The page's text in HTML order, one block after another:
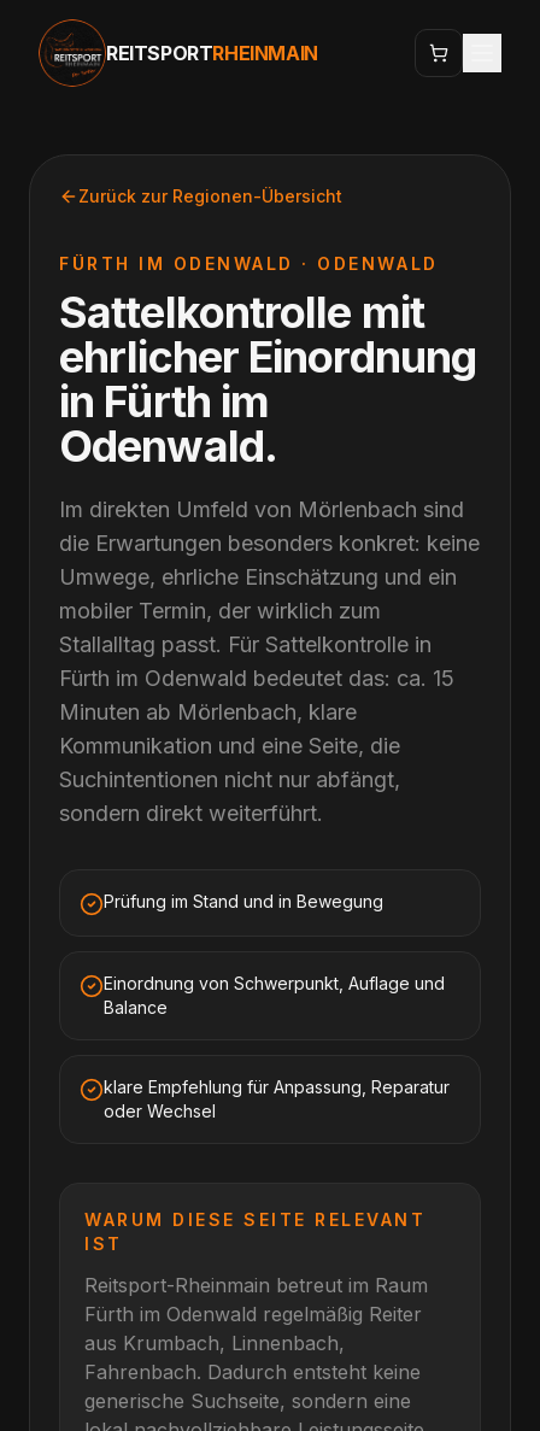
REITSPORTRHEINMAIN
Zurück zur Regionen-Übersicht
FÜRTH IM ODENWALD · ODENWALD
Sattelkontrolle mit
ehrlicher Einordnung
in Fürth im
Odenwald.
Im direkten Umfeld von Mörlenbach sind
die Erwartungen besonders konkret: keine
Umwege, ehrliche Einschätzung und ein
mobiler Termin, der wirklich zum
Stallalltag passt. Für Sattelkontrolle in
Fürth im Odenwald bedeutet das: ca. 15
Minuten ab Mörlenbach, klare
Kommunikation und eine Seite, die
Suchintentionen nicht nur abfängt,
sondern direkt weiterführt.
Prüfung im Stand und in Bewegung
Einordnung von Schwerpunkt, Auflage und
Balance
klare Empfehlung für Anpassung, Reparatur
oder Wechsel
WARUM DIESE SEITE RELEVANT
IST
Reitsport-Rheinmain betreut im Raum
Fürth im Odenwald regelmäßig Reiter
aus Krumbach, Linnenbach,
Fahrenbach. Dadurch entsteht keine
generische Suchseite, sondern eine